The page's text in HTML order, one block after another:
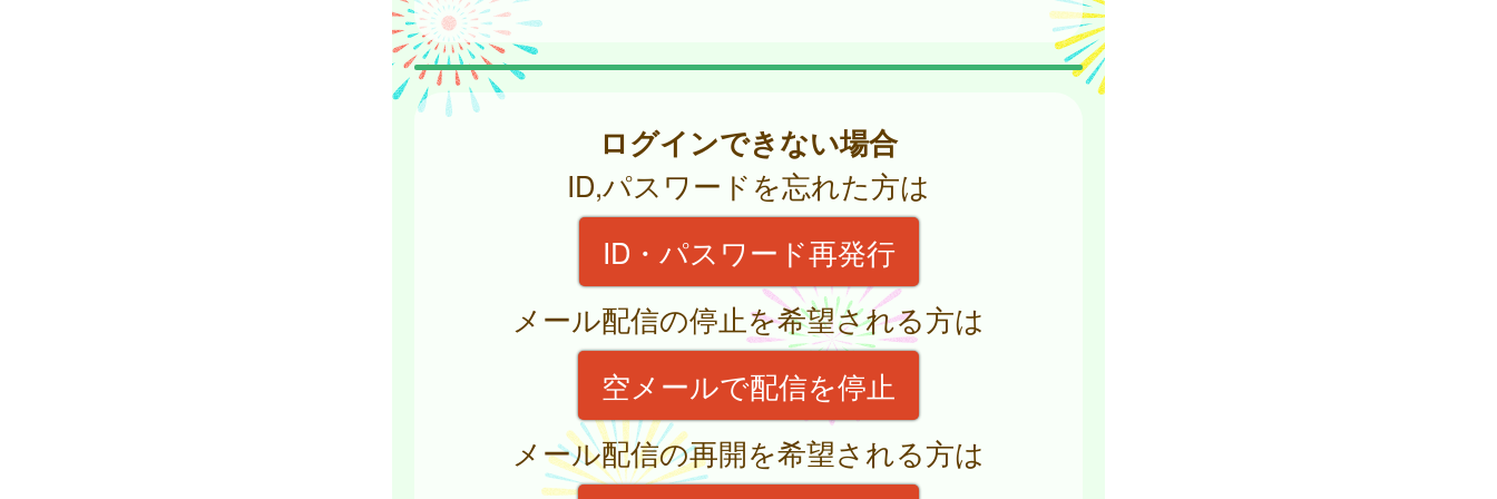
ログインできない場合
ID,パスワードを忘れた方は
ID・パスワード再発行
メール配信の停止を希望される方は
空メールで配信を停止
メール配信の再開を希望される方は